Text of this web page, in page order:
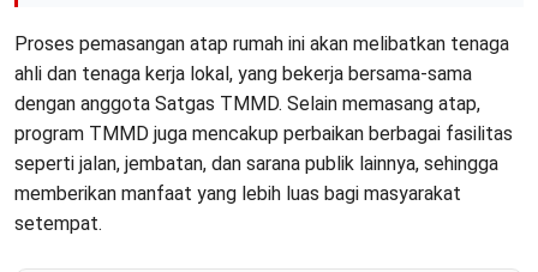
Proses pemasangan atap rumah ini akan melibatkan tenaga
ahli dan tenaga kerja lokal, yang bekerja bersama-sama
dengan anggota Satgas TMMD. Selain memasang atap,
program TMMD juga mencakup perbaikan berbagai fasilitas
seperti jalan, jembatan, dan sarana publik lainnya, sehingga
memberikan manfaat yang lebih luas bagi masyarakat
setempat.